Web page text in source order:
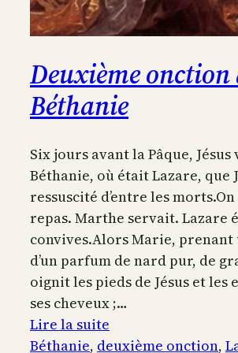
Deuxième onction
Béthanie
Six jours avant la Pâque, Jésus
Béthanie, où était Lazare, que
ressuscité d’entre les
repas. Marthe servait. Lazare
convives.Alors Marie,
d’un parfum de nard pur, de
oignit les pieds de Jésus et les
ses cheveux ;…
Lire la suite
Deuxième
Béthanie, deuxième onction,